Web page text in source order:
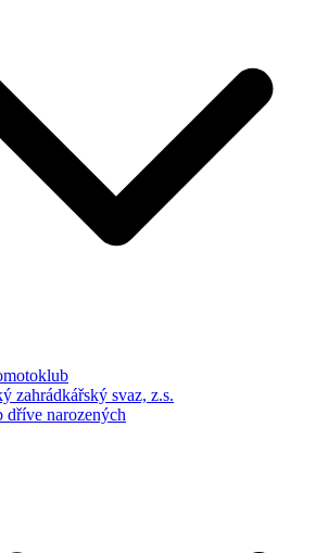
zahrádkářský svaz, z.s.
dříve narozených